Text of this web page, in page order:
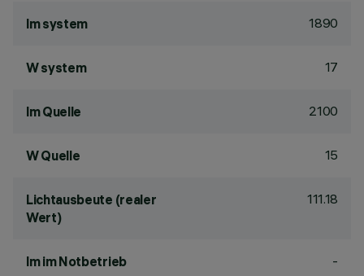
lm system 1890
W system 17
lm Quelle 2100
W Quelle 15
Lichtausbeute (realer
Wert)
111.18
lm im Notbetrieb -